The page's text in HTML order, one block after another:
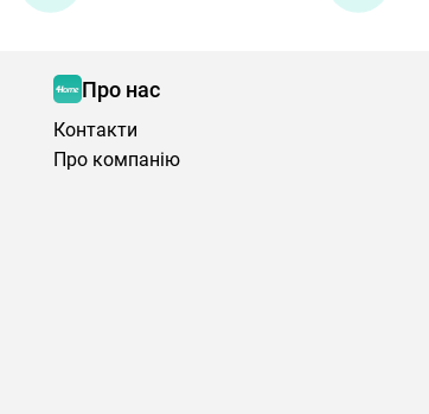
Про нас
Контакти
Про компанію